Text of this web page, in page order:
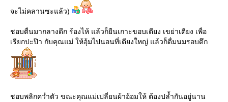
จะไม่คลานซะแล้ว)
ชอบตื่นมากลางดึก ร้องไห้ แล้วก็ยืนเกาะขอบเตียง เขย่าเตียง เพื่อ
เรียกปะป๊า กับคุณแม่ ให้อุ้มไปนอนที่เตียงใหญ่ แล้วก็ดื่มนมรอบดึก
ชอบพลิกคว่ำตัว ขณะคุณแม่เปลี่ยนผ้าอ้อมให้ ต้องปล้ำกันอยู่นาน